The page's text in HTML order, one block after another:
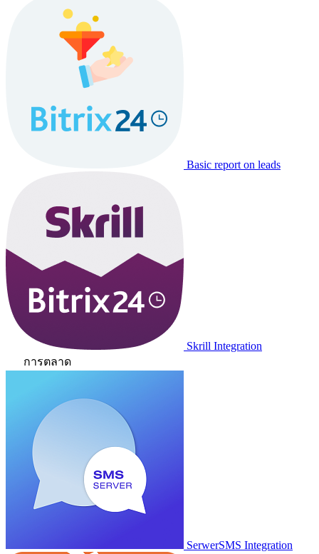
Basic report on leads
Skrill Integration
การตลาด
SerwerSMS Integration